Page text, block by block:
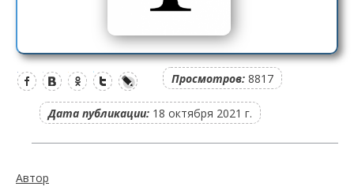
Просмотров: 8817
Дата публикации: 18 октября 2021 г.
Автор